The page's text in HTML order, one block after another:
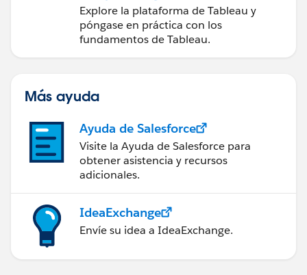
medidas a partir de los
datos
Explore la plataforma de Tableau y
póngase en práctica con los
fundamentos de Tableau.
Más ayuda
Ayuda de Salesforce
Visite la Ayuda de Salesforce para
obtener asistencia y recursos
adicionales.
IdeaExchange
Envíe su idea a IdeaExchange.